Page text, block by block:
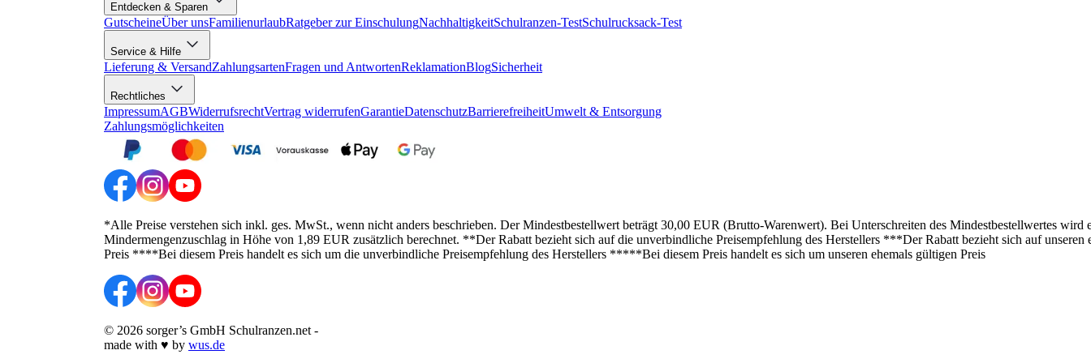
Entdecken & Sparen
GutscheineÜber unsFamilienurlaubRatgeber zur EinschulungNachhaltigkeitSchulranzen-TestSchulrucksack-Test
Service & Hilfe
Lieferung & VersandZahlungsartenFragen und AntwortenReklamationBlogSicherheit
Rechtliches
ImpressumAGBWiderrufsrechtVertrag widerrufenGarantieDatenschutzBarrierefreiheitUmwelt & Entsorgung
Zahlungsmöglichkeiten
*Alle Preise verstehen sich inkl. ges. MwSt., wenn nicht anders beschrieben. Der Mindestbestellwert beträgt 30,00 EUR (Brutto-Warenwert). Bei Unterschreiten des Mindestbestellwertes wird
Mindermengenzuschlag in Höhe von 1,89 EUR zusätzlich berechnet. **Der Rabatt bezieht sich auf die unverbindliche Preisempfehlung des Herstellers ***Der Rabatt bezieht sich auf unseren
Preis ****Bei diesem Preis handelt es sich um die unverbindliche Preisempfehlung des Herstellers *****Bei diesem Preis handelt es sich um unseren ehemals gültigen Preis
© 2026 sorger’s GmbH Schulranzen.net -
made with ♥ by wus.de